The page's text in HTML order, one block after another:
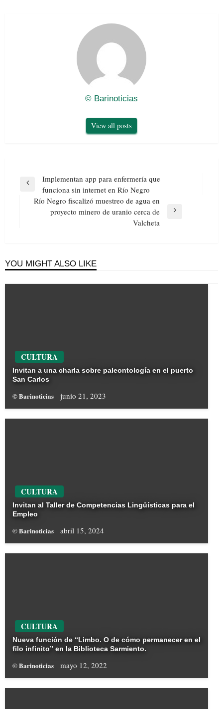
© Barinoticias
View all posts
Navegación
entradas
Previous
Implementan app para enfermería que
funciona sin internet en Río Negro
Río Negro fiscalizó muestreo de agua en
proyecto minero de uranio cerca de
Valcheta
YOU MIGHT ALSO LIKE
CULTURA
Invitan a una charla sobre paleontología en el puerto
San Carlos
© Barinoticias junio 21, 2023
CULTURA
Invitan al Taller de Competencias Lingüísticas para el
Empleo
© Barinoticias abril 15, 2024
CULTURA
Nueva función de “Limbo. O de cómo permanecer en el
filo infinito” en la Biblioteca Sarmiento.
© Barinoticias mayo 12, 2022